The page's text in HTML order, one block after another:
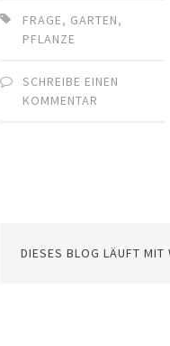
FRAGE, GARTEN,
PFLANZE
SCHREIBE EINEN
KOMMENTAR
DIESES BLOG LÄUFT MIT